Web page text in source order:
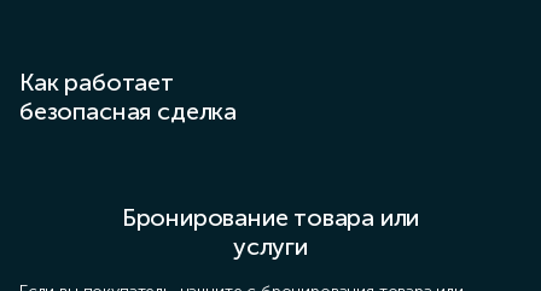
Как работает
безопасная сделка
Бронирование товара или
услуги